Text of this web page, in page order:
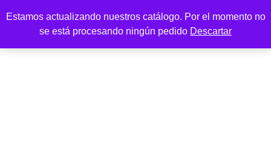
Estamos actualizando nuestros catálogo. Por el momento no
se está procesando ningún pedido Descartar